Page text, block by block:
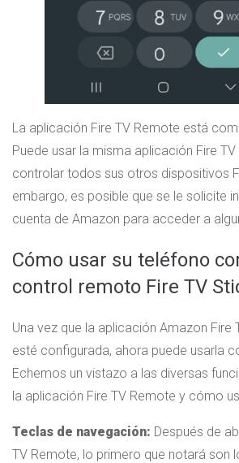
La aplicación Fire TV Remote está
Puede usar la misma aplicación Fire
controlar todos sus otros dispositivos
embargo, es posible que se le solicite
cuenta de Amazon para acceder a
Cómo usar su teléfono
control remoto Fire TV
Una vez que la aplicación Amazon Fire
esté configurada, ahora puede usarla
Echemos un vistazo a las diversas
la aplicación Fire TV Remote y cómo
Teclas de navegación: Después de
TV Remote, lo primero que notará son